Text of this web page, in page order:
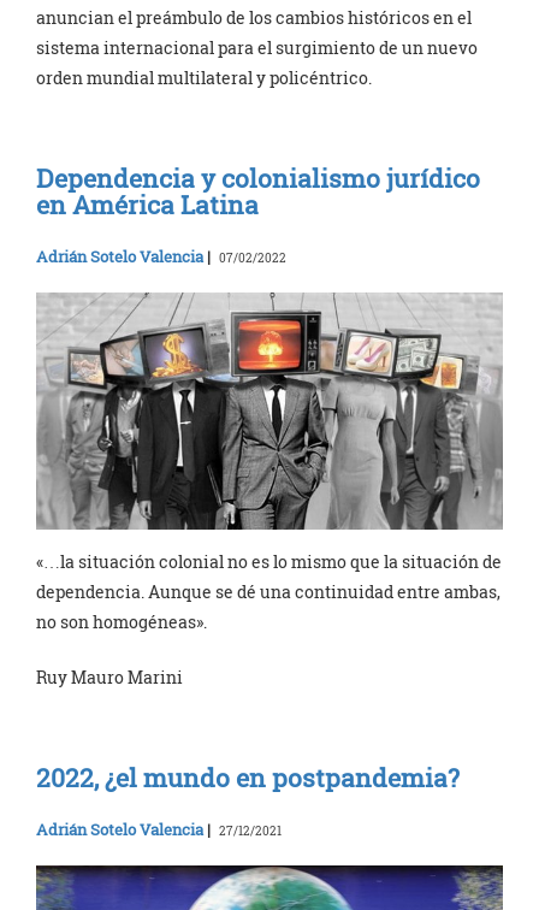
anuncian el preámbulo de los cambios históricos en el
sistema internacional para el surgimiento de un nuevo
orden mundial multilateral y policéntrico.
Dependencia y colonialismo jurídico
en América Latina
Adrián Sotelo Valencia| 07/02/2022
«…la situación colonial no es lo mismo que la situación de
dependencia. Aunque se dé una continuidad entre ambas,
no son homogéneas».
Ruy Mauro Marini
2022, ¿el mundo en postpandemia?
Adrián Sotelo Valencia| 27/12/2021